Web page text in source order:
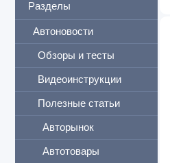
Разделы
Автоновости
Обзоры и тесты
Видеоинструкции
Полезные статьи
Авторынок
Автотовары